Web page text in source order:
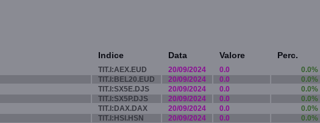
Indice Data Valore Perc.
TIT.I:AEX.EUD 20/09/2024 0.0
0.0%
TIT.I:BEL20.EUD 20/09/2024 0.0
0.0%
TIT.I:SX5E.DJS 20/09/2024 0.0
0.0%
TIT.I:SX5P.DJS 20/09/2024 0.0
0.0%
TIT.I:DAX.DAX 20/09/2024 0.0
0.0%
TIT.I:HSI.HSN 20/09/2024 0.0
0.0%